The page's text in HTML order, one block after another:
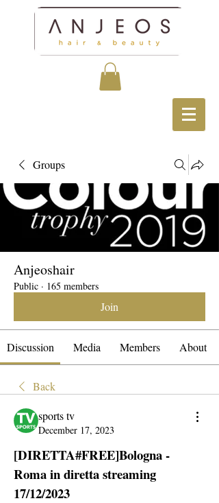
Groups
Anjeoshair
Public · 165 members
Join
Discussion Media Members About
Back
sports tv
December 17, 2023
[DIRETTA#FREE]Bologna -
Roma in diretta streaming
17/12/2023